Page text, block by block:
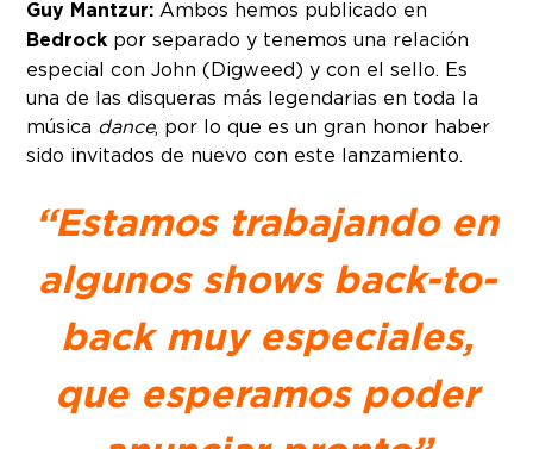
Guy Mantzur: Ambos hemos publicado en
Bedrock por separado y tenemos una relación
especial con John (Digweed) y con el sello. Es
una de las disqueras más legendarias en toda la
música dance, por lo que es un gran honor haber
sido invitados de nuevo con este lanzamiento.
“Estamos trabajando en
algunos shows back-to-
back muy especiales,
que esperamos poder